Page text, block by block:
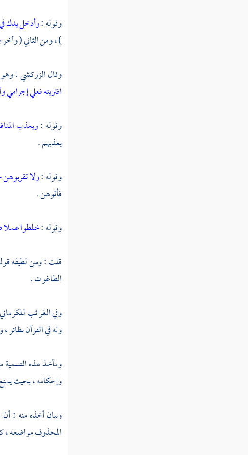
وقوله :وأدخل يدك
) ، ومن الثاني (
وقالالزركشي:
افتريته فعلي إجرامي
وقوله :ويعذب
يعذبهم .
وقوله :ولا
فأتوهن .
وقوله :خلطوا عملا
قلت : ومن لطيفه
الطاغوت .
وفي الغرائبللكرماني
وله في القرآن نظائر
ومأخذ هذه
وإحكامه ، بحيث
وبيان أخذه منه :
المحذوف مواضعه ،